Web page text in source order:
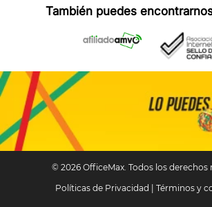
También puedes
© 2026 OfficeMax. Todos los derechos
Políticas de Privacidad
Términos y